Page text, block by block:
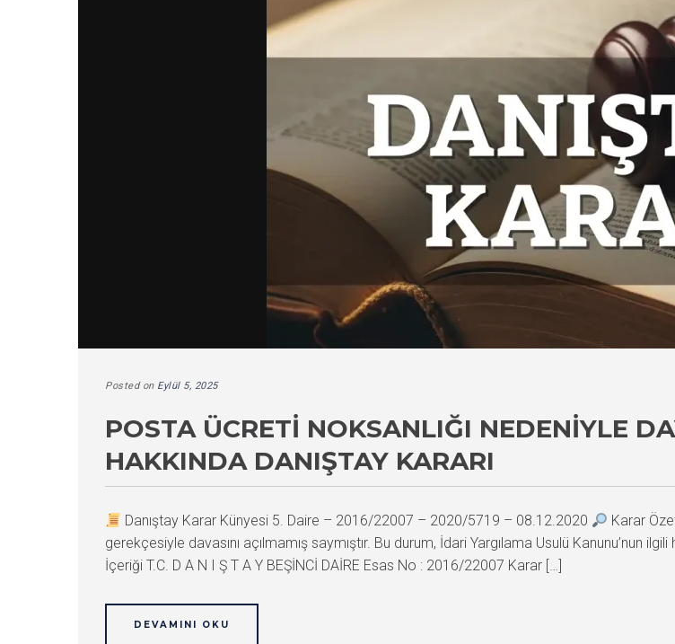
Posted on Eylül 5, 2025
POSTA ÜCRETI NOKSANLIĞI NEDENIYLE
HAKKINDA DANIŞTAY KARARI
Danıştay Karar Künyesi 5. Daire – 2016/22007 – 2020/5719 – 08.12.2020
Karar
gerekçesiyle davasını açılmamış saymıştır. Bu durum, İdari Yargılama Usulü Kanunu’nun
İçeriği T.C. D A N I Ş T A Y BEŞİNCİ DAİRE Esas No : 2016/22007 Karar […]
DEVAMINI OKU